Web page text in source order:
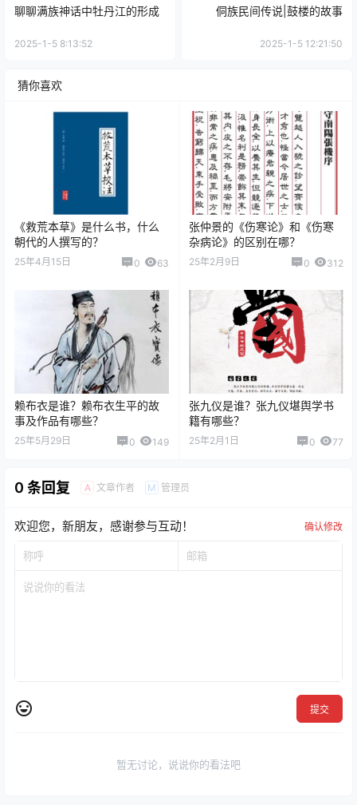
聊聊满族神话中牡丹江的形成
2025-1-5 8:13:52
侗族民间传说|鼓楼的故事
2025-1-5 12:21:50
猜你喜欢
《救荒本草》是什么书，什么
朝代的人撰写的？
25年4月15日 0 63
张仲景的《伤寒论》和《伤寒
杂病论》的区别在哪？
25年2月9日 0 312
赖布衣是谁？赖布衣生平的故
事及作品有哪些？
25年5月29日 0 149
张九仪是谁？张九仪堪舆学书
籍有哪些？
25年2月1日 0 77
0 条回复 A 文章作者 M 管理员
欢迎您，新朋友，感谢参与互动！ 确认修改
提交
暂无讨论，说说你的看法吧